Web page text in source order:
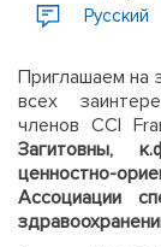
Русский
Приглашаем на
всех
членов CCI
Загитовны,
ценностно-
Ассоциации